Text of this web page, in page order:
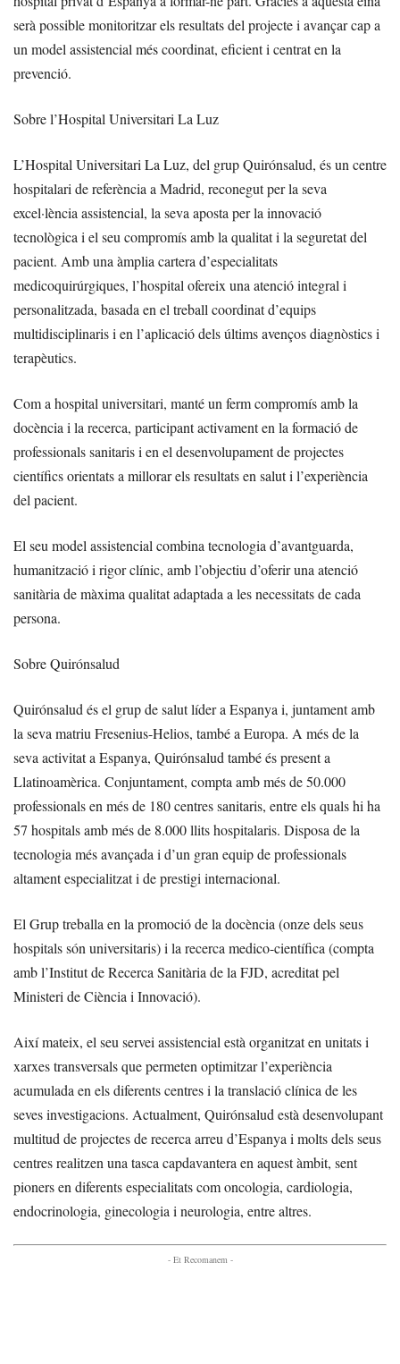
serà possible monitoritzar els resultats del projecte i avançar cap a
un model assistencial més coordinat, eficient i centrat en la
prevenció.
Sobre l’Hospital Universitari La Luz
L’Hospital Universitari La Luz, del grup Quirónsalud, és un centre
hospitalari de referència a Madrid, reconegut per la seva
excel·lència assistencial, la seva aposta per la innovació
tecnològica i el seu compromís amb la qualitat i la seguretat del
pacient. Amb una àmplia cartera d’especialitats
medicoquirúrgiques, l’hospital ofereix una atenció integral i
personalitzada, basada en el treball coordinat d’equips
multidisciplinaris i en l’aplicació dels últims avenços diagnòstics i
terapèutics.
Com a hospital universitari, manté un ferm compromís amb la
docència i la recerca, participant activament en la formació de
professionals sanitaris i en el desenvolupament de projectes
científics orientats a millorar els resultats en salut i l’experiència
del pacient.
El seu model assistencial combina tecnologia d’avantguarda,
humanització i rigor clínic, amb l’objectiu d’oferir una atenció
sanitària de màxima qualitat adaptada a les necessitats de cada
persona.
Sobre Quirónsalud
Quirónsalud és el grup de salut líder a Espanya i, juntament amb
la seva matriu Fresenius-Helios, també a Europa. A més de la
seva activitat a Espanya, Quirónsalud també és present a
Llatinoamèrica. Conjuntament, compta amb més de 50.000
professionals en més de 180 centres sanitaris, entre els quals hi ha
57 hospitals amb més de 8.000 llits hospitalaris. Disposa de la
tecnologia més avançada i d’un gran equip de professionals
altament especialitzat i de prestigi internacional.
El Grup treballa en la promoció de la docència (onze dels seus
hospitals són universitaris) i la recerca medico-científica (compta
amb l’Institut de Recerca Sanitària de la FJD, acreditat pel
Ministeri de Ciència i Innovació).
Així mateix, el seu servei assistencial està organitzat en unitats i
xarxes transversals que permeten optimitzar l’experiència
acumulada en els diferents centres i la translació clínica de les
seves investigacions. Actualment, Quirónsalud està desenvolupant
multitud de projectes de recerca arreu d’Espanya i molts dels seus
centres realitzen una tasca capdavantera en aquest àmbit, sent
pioners en diferents especialitats com oncologia, cardiologia,
endocrinologia, ginecologia i neurologia, entre altres.
- Et Recomanem -